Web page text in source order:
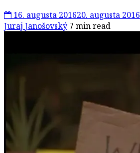
16. augusta 201620. augusta 2016
Juraj Janošovský 7 min read